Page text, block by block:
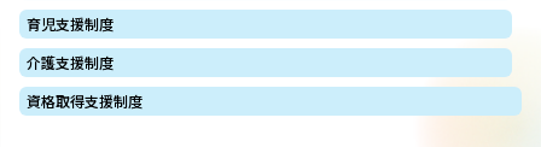
育児支援制度
介護支援制度
資格取得支援制度